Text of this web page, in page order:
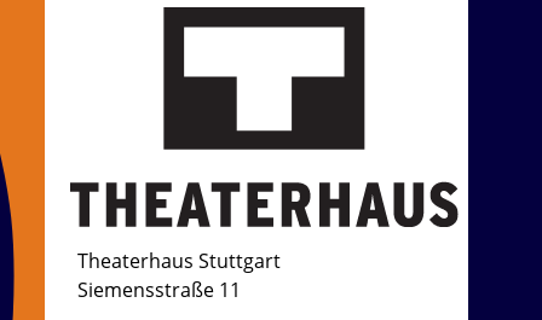
Theaterhaus Stuttgart
Siemensstraße 11